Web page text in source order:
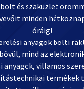
és szaküzlet
minden
óráig!
anyagok bolti
mind az
anyagok, villamos
termékek